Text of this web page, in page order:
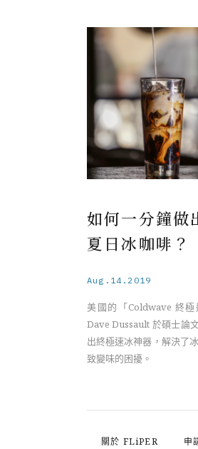
如何一分鐘做
夏日冰咖啡？
Aug.14.2019
美國的「Coldwave 終
Dave Dussault 於碩士論
出終極速冰神器，解決了
致變味的困擾。
關於 FLiPER 申